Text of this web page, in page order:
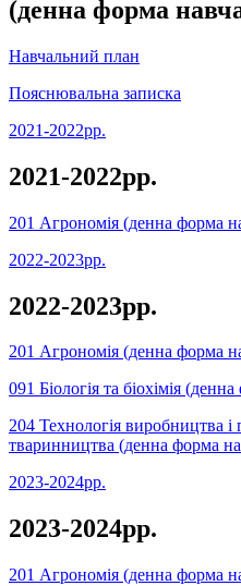
(денна форма
Навчальний план
Пояснювальна записка
2021-2022рр.
2021-2022рр.
201 Агрономія (денна форма
2022-2023рр.
2022-2023рр.
201 Агрономія (денна форма
091 Біологія та біохімія
204 Технологія виробництва і
тваринництва (денна форма
2023-2024рр.
2023-2024рр.
201 Агрономія (денна форма